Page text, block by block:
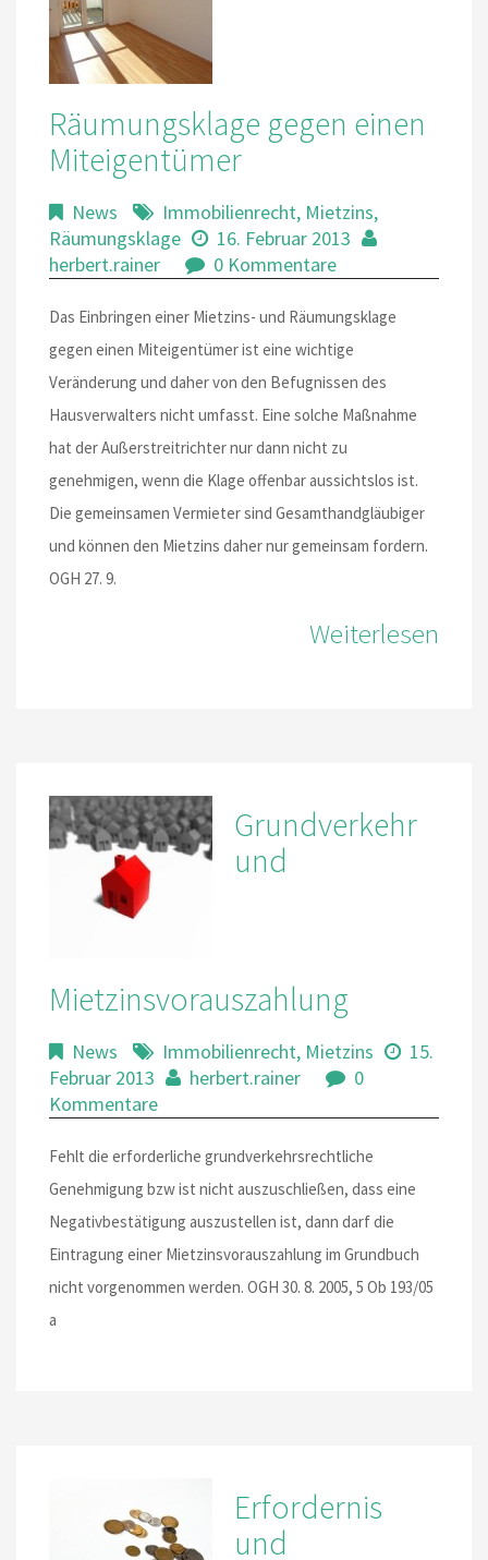
Räumungsklage gegen einen
Miteigentümer
News Immobilienrecht, Mietzins,
Räumungsklage
16. Februar 2013
herbert.rainer
0 Kommentare
Das Einbringen einer Mietzins- und Räumungsklage
gegen einen Miteigentümer ist eine wichtige
Veränderung und daher von den Befugnissen des
Hausverwalters nicht umfasst. Eine solche Maßnahme
hat der Außerstreitrichter nur dann nicht zu
genehmigen, wenn die Klage offenbar aussichtslos ist.
Die gemeinsamen Vermieter sind Gesamthandgläubiger
und können den Mietzins daher nur gemeinsam fordern.
OGH 27. 9.
Weiterlesen
Grundverkehr
und
Mietzinsvorauszahlung
News Immobilienrecht, Mietzins
15.
Februar 2013
herbert.rainer
0
Kommentare
Fehlt die erforderliche grundverkehrsrechtliche
Genehmigung bzw ist nicht auszuschließen, dass eine
Negativbestätigung auszustellen ist, dann darf die
Eintragung einer Mietzinsvorauszahlung im Grundbuch
nicht vorgenommen werden. OGH 30. 8. 2005, 5 Ob 193/05
a
Erfordernis
und